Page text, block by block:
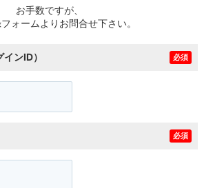
お手数ですが、
ォームよりお問合せ下さい。
ンID） 必須
必須